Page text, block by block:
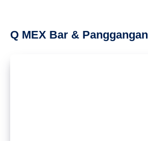
Q MEX Bar & Panggangan